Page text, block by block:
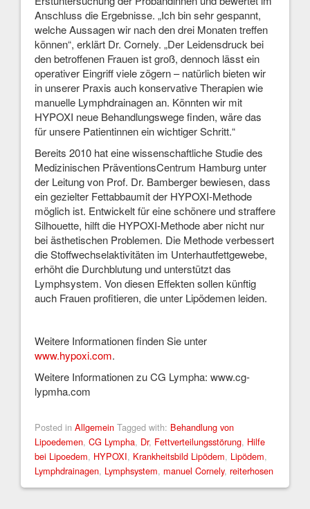
Anschluss die Ergebnisse. „Ich bin sehr gespannt,
welche Aussagen wir nach den drei Monaten treffen
können“, erklärt Dr. Cornely. „Der Leidensdruck bei
den betroffenen Frauen ist groß, dennoch lässt ein
operativer Eingriff viele zögern – natürlich bieten wir
in unserer Praxis auch konservative Therapien wie
manuelle Lymphdrainagen an. Könnten wir mit
HYPOXI neue Behandlungswege finden, wäre das
für unsere Patientinnen ein wichtiger Schritt.“
Bereits 2010 hat eine wissenschaftliche Studie des
Medizinischen PräventionsCentrum Hamburg unter
der Leitung von Prof. Dr. Bamberger bewiesen, dass
ein gezielter Fettabbaumit der HYPOXI-Methode
möglich ist. Entwickelt für eine schönere und straffere
Silhouette, hilft die HYPOXI-Methode aber nicht nur
bei ästhetischen Problemen. Die Methode verbessert
die Stoffwechselaktivitäten im Unterhautfettgewebe,
erhöht die Durchblutung und unterstützt das
Lymphsystem. Von diesen Effekten sollen künftig
auch Frauen profitieren, die unter Lipödemen leiden.
Weitere Informationen finden Sie unter
www.hypoxi.com.
Weitere Informationen zu CG Lympha: www.cg-
lypmha.com
Posted in Allgemein Tagged with: Behandlung von
Lipoedemen, CG Lympha, Dr, Fettverteilungsstörung, Hilfe
bei Lipoedem, HYPOXI, Krankheitsbild Lipödem, Lipödem,
Lymphdrainagen, Lymphsystem, manuel Cornely, reiterhosen